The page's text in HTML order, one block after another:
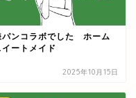
パンコラボでした ホーム
イートメイド
2025年10月15日